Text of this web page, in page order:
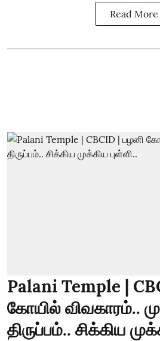
Read More
Palani Temple |
கோயில் விவகாரம்..
திருப்பம்.. சிக்கிய